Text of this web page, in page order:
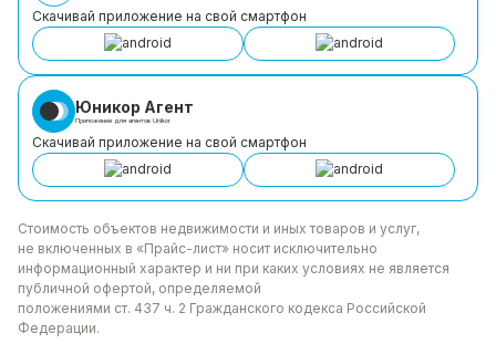
Скачивай приложение на свой смартфон
Юникор Агент
Приложение для агентов Unikor
Скачивай приложение на свой смартфон
Стоимость объектов недвижимости и иных товаров и услуг,
не включенных в «Прайс-лист» носит исключительно
информационный характер и ни при каких условиях не является
публичной офертой, определяемой
положениями ст. 437 ч. 2 Гражданского кодекса Российской
Федерации.